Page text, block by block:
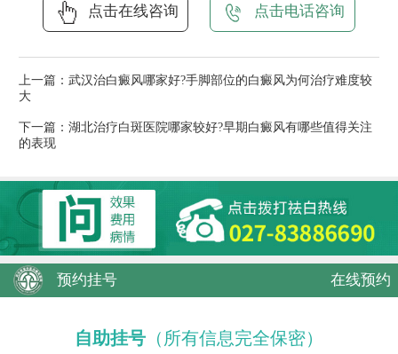
点击在线咨询 点击电话咨询
上一篇： 武汉治白癜风哪家好?手脚部位的白癜风为何治疗难度较
大
下一篇： 湖北治疗白斑医院哪家较好?早期白癜风有哪些值得关注
的表现
预约挂号 在线预约
自助挂号 （所有信息完全保密）